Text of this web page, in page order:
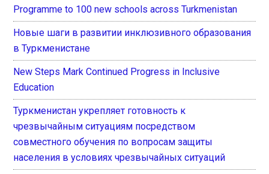
Programme to 100 new schools across Turkmenistan
Новые шаги в развитии инклюзивного образования
в Туркменистане
New Steps Mark Continued Progress in Inclusive
Education
Туркменистан укрепляет готовность к
чрезвычайным ситуациям посредством
совместного обучения по вопросам защиты
населения в условиях чрезвычайных ситуаций